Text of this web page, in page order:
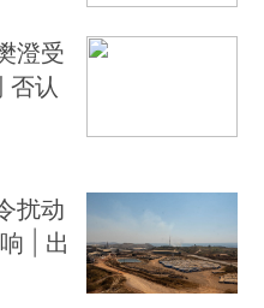
澄受
否认
扰动
| 出